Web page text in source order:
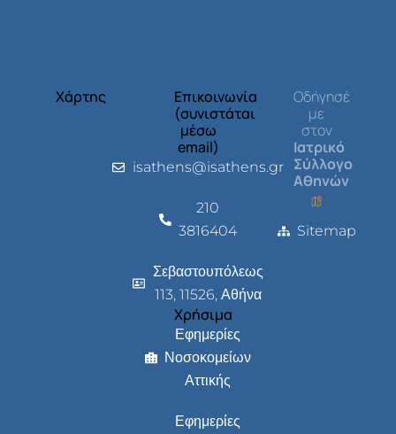
Χάρτης
Επικοινωνία
(συνιστάται
μέσω
email)
isathens@isathens.gr
210
3816404
Σεβαστουπόλεως
113, 11526, Αθήνα
Χρήσιμα
Εφημερίες
Νοσοκομείων
Αττικής
Εφημερίες
Οδήγησέ
με
στον
Ιατρικό
Σύλλογο
Αθηνών
Sitemap